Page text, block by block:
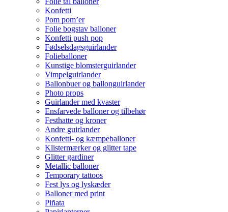
Konfetti
Pom pom’er
Folie bogstav balloner
Konfetti push pop
Fødselsdagsguirlander
Folieballoner
Kunstige blomsterguirlander
Vimpelguirlander
Ballonbuer og ballonguirlander
Photo props
Guirlander med kvaster
Ensfarvede balloner og tilbehør
Festhatte og kroner
Andre guirlander
Konfetti- og kæmpeballoner
Klistermærker og glitter tape
Glitter gardiner
Metallic balloner
Temporary tattoos
Fest lys og lyskæder
Balloner med print
Piñata